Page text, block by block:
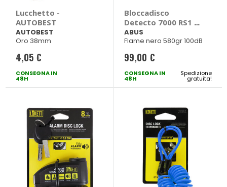
Lucchetto -
AUTOBEST
AUTOBEST
Oro 38mm
4,05 €
CONSEGNA IN
48H
Bloccadisco
Detecto 7000 RS1 -
ABUS
ABUS
Flame nero 580gr 100dB
99,00 €
CONSEGNA IN
48H
Spedizione
gratuita!